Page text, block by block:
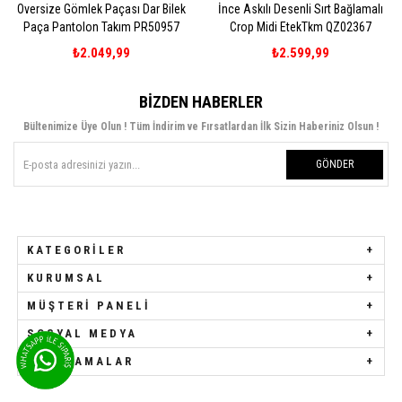
Gömlek Paçası Dar Bilek
Pantolon Takım PR50957
₺2.049,99
İnce Askılı Desenli Sırt Bağlamalı
Crop Midi EtekTkm QZ02367
₺2.599,99
İnce
BIZDEN HABERLER
Bültenimize Üye Olun ! Tüm İndirim ve Fırsatlardan İlk Sizin Haberiniz Olsun !
GÖNDER
KATEGORILER
KURUMSAL
MÜŞTERI PANELI
SOSYAL MEDYA
UYGULAMALAR